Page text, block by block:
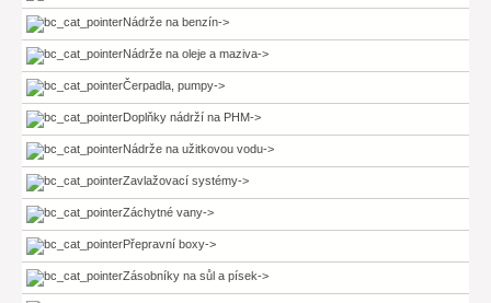
Nádrže na benzín->
Nádrže na oleje a maziva->
Čerpadla, pumpy->
Doplňky nádrží na PHM->
Nádrže na užitkovou vodu->
Zavlažovací systémy->
Záchytné vany->
Přepravní boxy->
Zásobníky na sůl a písek->